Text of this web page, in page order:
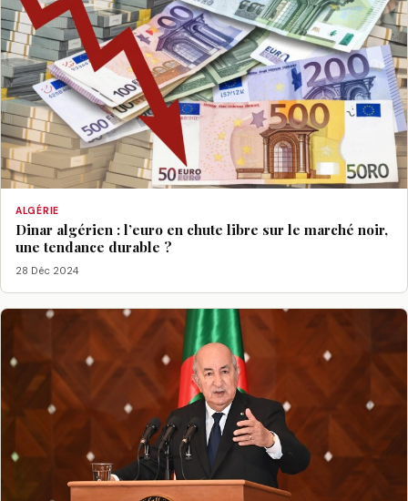
ALGÉRIE
Dinar algérien : l’euro en chute libre sur le marché noir,
une tendance durable ?
28 Déc 2024